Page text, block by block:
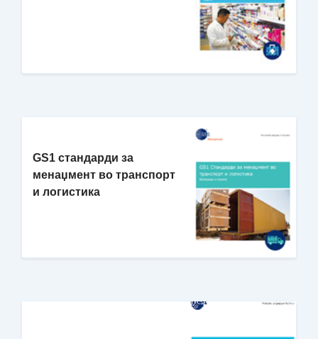
GS1 стандарди за
менаџмент во транспорт
и логистика